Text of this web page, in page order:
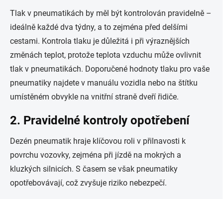
Tlak v pneumatikách by měl být kontrolován pravidelně –
ideálně každé dva týdny, a to zejména před delšími
cestami. Kontrola tlaku je důležitá i při výraznějších
změnách teplot, protože teplota vzduchu může ovlivnit
tlak v pneumatikách. Doporučené hodnoty tlaku pro vaše
pneumatiky najdete v manuálu vozidla nebo na štítku
umístěném obvykle na vnitřní straně dveří řidiče.
2. Pravidelné kontroly opotřebení
Dezén pneumatik hraje klíčovou roli v přilnavosti k
povrchu vozovky, zejména při jízdě na mokrých a
kluzkých silnicích. S časem se však pneumatiky
opotřebovávají, což zvyšuje riziko nebezpečí.